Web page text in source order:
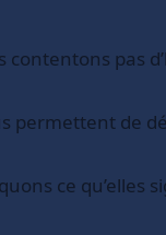
pas
permettent de
ce qu’elles